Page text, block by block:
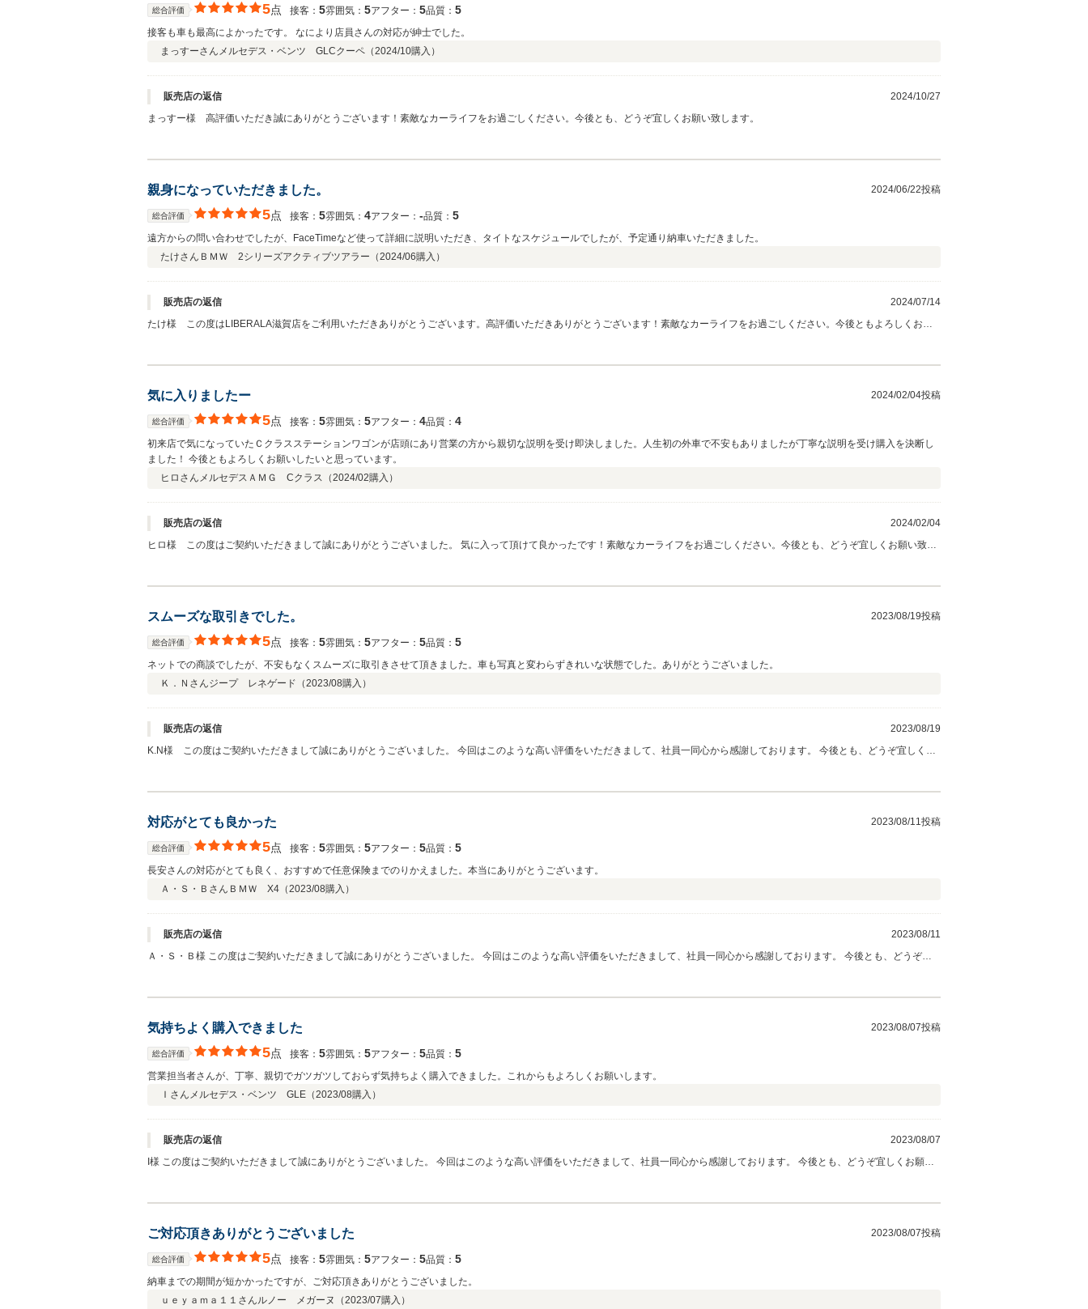
総合評価 5点 接客： 5雰囲気： 5アフター： 5品質： 5
接客も車も最高によかったです。 なにより店員さんの対応が紳士でした。
まっすーさん メルセデス・ベンツ GLCクーペ（2024/10購入）
販売店の返信
2024/10/27
まっすー様 高評価いただき誠にありがとうございます！素敵なカーライフをお過ごしください。今後とも、どうぞ宜しくお願い致します。
親身になっていただきました。 2024/06/22投稿
総合評価 5点 接客： 5雰囲気： 4アフター： ‐品質： 5
遠方からの問い合わせでしたが、FaceTimeなど使って詳細に説明いただき、タイトなスケジュールでしたが、予定通り納車いただきました。
たけさん ＢＭＷ 2シリーズアクティブツアラー（2024/06購入）
販売店の返信
2024/07/14
たけ様 この度はLIBERALA滋賀店をご利用いただきありがとうございます。高評価いただきありがとうございます！素敵なカーライフをお過ごしください。今後ともよろしくお願
気に入りましたー 2024/02/04投稿
総合評価 5点 接客： 5雰囲気： 5アフター： 4品質： 4
初来店で気になっていたＣクラスステーションワゴンが店頭にあり営業の方から親切な説明を受け即決しました。人生初の外車で不安もありましたが丁寧な説明を受け購入を決断し
ました！ 今後ともよろしくお願いしたいと思っています。
ヒロさん メルセデスＡＭＧ Cクラス（2024/02購入）
販売店の返信
2024/02/04
ヒロ様 この度はご契約いただきまして誠にありがとうございました。 気に入って頂けて良かったです！素敵なカーライフをお過ごしください。今後とも、どうぞ宜しくお願い致し
スムーズな取引きでした。 2023/08/19投稿
総合評価 5点 接客： 5雰囲気： 5アフター： 5品質： 5
ネットでの商談でしたが、不安もなくスムーズに取引きさせて頂きました。車も写真と変わらずきれいな状態でした。ありがとうございました。
Ｋ．Ｎさんジープ レネゲード（2023/08購入）
販売店の返信
2023/08/19
K.N様 この度はご契約いただきまして誠にありがとうございました。 今回はこのような高い評価をいただきまして、社員一同心から感謝しております。 今後とも、どうぞ宜しくお
対応がとても良かった 2023/08/11投稿
総合評価 5点 接客： 5雰囲気： 5アフター： 5品質： 5
長安さんの対応がとても良く、おすすめで任意保険までのりかえました。本当にありがとうございます。
Ａ・Ｓ・Ｂさん ＢＭＷ X4（2023/08購入）
販売店の返信
2023/08/11
Ａ・Ｓ・Ｂ様 この度はご契約いただきまして誠にありがとうございました。 今回はこのような高い評価をいただきまして、社員一同心から感謝しております。 今後とも、どうぞ宜
気持ちよく購入できました 2023/08/07投稿
総合評価 5点 接客： 5雰囲気： 5アフター： 5品質： 5
営業担当者さんが、丁寧、親切でガツガツしておらず気持ちよく購入できました。これからもよろしくお願いします。
Ｉさん メルセデス・ベンツ GLE（2023/08購入）
販売店の返信
2023/08/07
I様 この度はご契約いただきまして誠にありがとうございました。 今回はこのような高い評価をいただきまして、社員一同心から感謝しております。 今後とも、どうぞ宜しくお願い
ご対応頂きありがとうございました 2023/08/07投稿
総合評価 5点 接客： 5雰囲気： 5アフター： 5品質： 5
納車までの期間が短かかったですが、ご対応頂きありがとうございました。
ｕｅｙａｍａ１１さんルノー メガーヌ（2023/07購入）